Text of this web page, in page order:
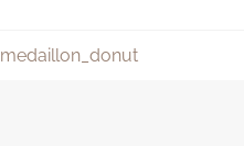
medaillon_donut